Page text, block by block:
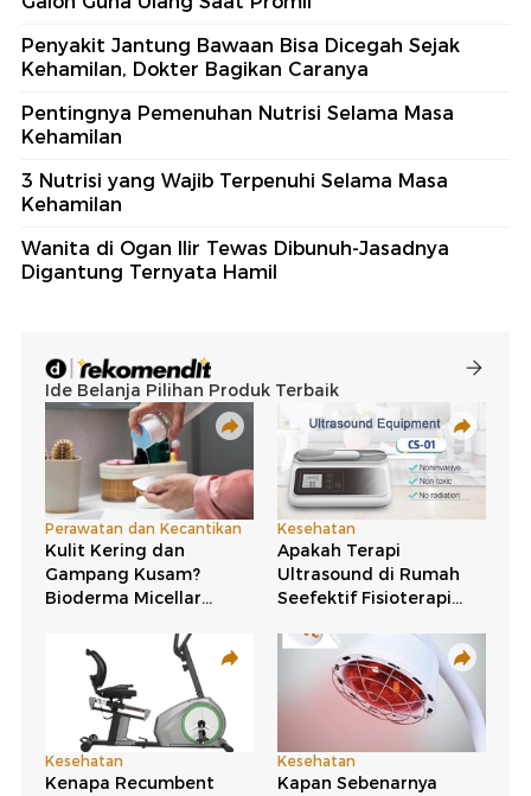
Penyakit Jantung Bawaan Bisa Dicegah Sejak
Kehamilan, Dokter Bagikan Caranya
Pentingnya Pemenuhan Nutrisi Selama Masa
Kehamilan
3 Nutrisi yang Wajib Terpenuhi Selama Masa
Kehamilan
Wanita di Ogan Ilir Tewas Dibunuh-Jasadnya
Digantung Ternyata Hamil